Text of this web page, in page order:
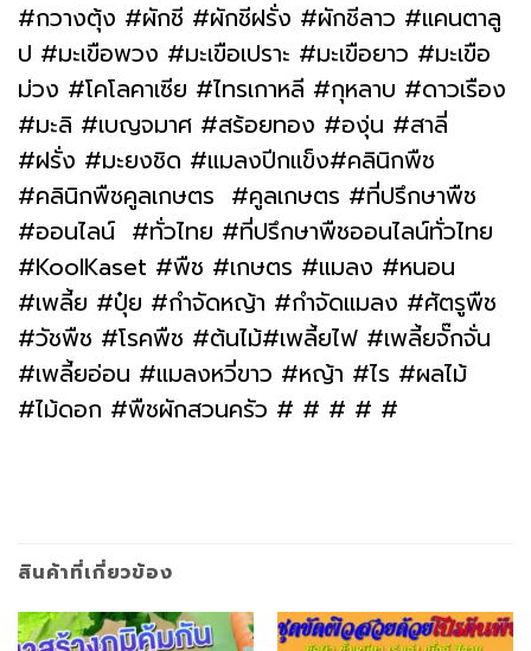
#กวางตุ้ง #ผักชี #ผักชีฝรั่ง #ผักชีลาว #แคนตาลู
ป #มะเขือพวง #มะเขือเปราะ #มะเขือยาว #มะเขือ
ม่วง #โคโลคาเซีย #ไทรเกาหลี #กุหลาบ #ดาวเรือง
#มะลิ #เบญจมาศ #สร้อยทอง #องุ่น #สาลี่
#ฝรั่ง #มะยงชิด #แมลงปีกแข็ง#คลินิกพืช
#คลินิกพืชคูลเกษตร #คูลเกษตร #ที่ปรึกษาพืช
#ออนไลน์ #ทั่วไทย #ที่ปรึกษาพืชออนไลน์ทั่วไทย
#KoolKaset #พืช #เกษตร #แมลง #หนอน
#เพลี้ย #ปุ๋ย #กำจัดหญ้า #กำจัดแมลง #ศัตรูพืช
#วัชพืช #โรคพืช #ต้นไม้#เพลี้ยไฟ #เพลี้ยจั๊กจั่น
#เพลี้ยอ่อน #แมลงหวี่ขาว #หญ้า #ไร #ผลไม้
#ไม้ดอก #พืชผักสวนครัว # # # # #
สินค้าที่เกี่ยวข้อง